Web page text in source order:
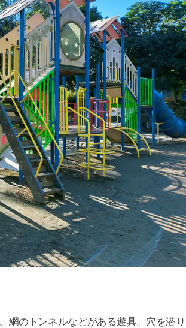
網のトンネルなどがある遊具。穴を潜り